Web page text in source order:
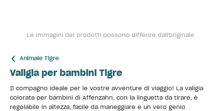
Le immagini dei prodotti possono differire dall'originale
Animale Tigre
Valigia per bambini Tigre
Il compagno ideale per le vostre avventure di viaggio! La valigia
colorata per bambini di Affenzahn, con la linguetta da tirare, è
regolabile in altezza, facile da maneggiare e un vero genio